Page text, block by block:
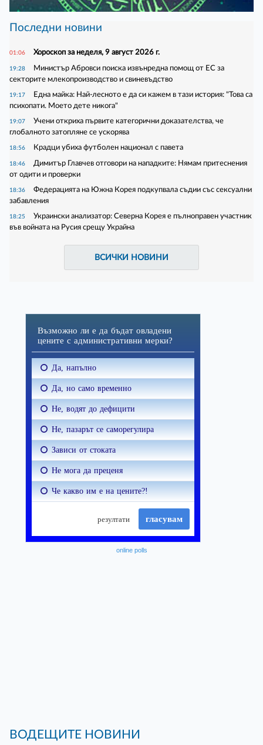
Последни новини
01:06 Хороскоп за неделя, 9 август 2026 г.
19:28
Министър Абровси поиска извънредна помощ от ЕС за
секторите млекопроизводство и свиневъдство
19:17
Една майка: Най-лесното е да си кажем в тази история: "Това са
психопати. Моето дете никога"
19:07
Учени откриха първите категорични доказателства, че
глобалното затопляне се ускорява
18:56 Крадци убиха футболен национал с павета
18:46
Димитър Главчев отговори на нападките: Нямам притеснения
от одити и проверки
18:36
Федерацията на Южна Корея подкупвала съдии със сексуални
забавления
18:25
Украински анализатор: Северна Корея е пълноправен участник
във войната на Русия срещу Украйна
ВСИЧКИ НОВИНИ
online polls
ВОДЕЩИТЕ НОВИНИ